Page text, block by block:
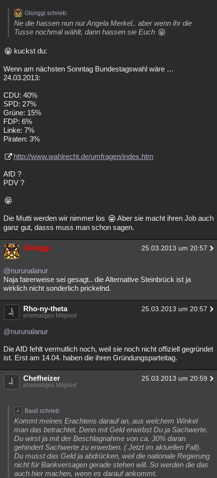
Glünggi schrieb:
Ne die hassen nun nur Angela Merkel.. aber wenn ihr die
Tusse nochmal wählt, dann hassen sie Euch
kuckst du:
Wenn am nächsten Sonntag Bundestagswahl wäre …
24.03.2013:
CDU: 40%
SPD: 27%
Grüne: 15%
FDP: 6%
Linke: 7%
Piraten: 3%
http://www.wahlrecht.de/umfragen/index.htm
AfD ?
PDV ?
Die Mutti werden wir nimmer los
Aber sie macht ihren Job auch
ganz gut, dasss muss man schon sagen.
Glünggi 25.03.2013 um 20:57
@nurunalanur
Naja fairerweise sei gesagt.. die Alternative Steinbrück ist ja
wirklich nicht sonderlich prickelnd.
Rho-ny-theta 25.03.2013 um 20:57
ehemaliges Mitglied
@nurunalanur
Die AfD fehlt vermutlich noch, weil sie noch nicht offiziell gegründet
ist. Erst am 14.04. haben die ihren Gründungsparteitag.
Chefheizer 25.03.2013 um 20:59
ehemaliges Mitglied
Bauli schrieb:
Kommt meines Erachtens darauf an, aus welchem Winkel
man das betrachtet. Denn mit Geld erwirbst Du ja Sachwerte.
Du wirst ja mit der Beschlagnahme von ca. 30% daran
gehindert Sachwerte zu erwerben. ( Jetzt im aktuellen Fall).
Du musst das Geld ja abdrücken, weil die nationale Regierung
nicht für Bankversagen gerade stehen will. So werden die das
auch hier machen, wenn es darauf ankommt.